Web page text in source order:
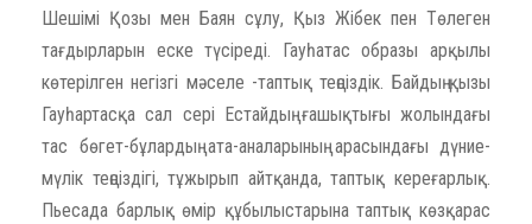
Шешімі Қозы мен Баян сұлу, Қыз Жібек пен Төлеген
тағдырларын еске түсіреді. Гауһатас образы арқылы
көтерілген негізгі мәселе -таптық теңсіздік. Байдың қызы
Гауһартасқа сал сері Естайдың ғашықтығы жолындағы
тас бөгет-бұлардың ата-аналарының арасындағы дүние-
мүлік теңсіздігі, тұжырып айтқанда, таптық кереғарлық.
Пьесада барлық өмір құбылыстарына таптық көзқарас